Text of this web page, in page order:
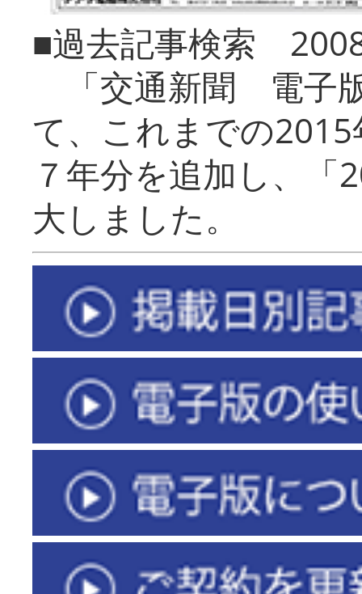
■過去記事検索
「交通新聞 電子
て、これまでの
７年分を追加し、「
大しまし